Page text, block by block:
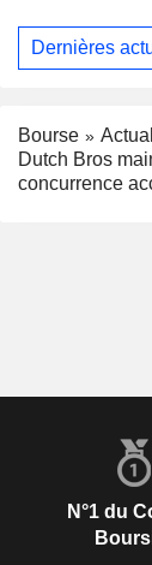
Dernières
Bourse
Dutch Bros
concurrence
N°1 du